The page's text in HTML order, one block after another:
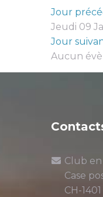
Jour
Jeudi 09
Jour
Aucun
Club
Case
CH-